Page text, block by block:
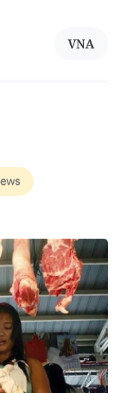
VNA